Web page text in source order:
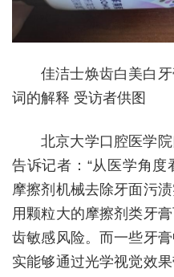
佳洁士焕齿白美白
词的解释 受访者供图
北京大学口腔医学
告诉记者：“从医学角
摩擦剂机械去除牙面污
用颗粒大的摩擦剂类牙
齿敏感风险。而一些牙
实能够通过光学视觉效